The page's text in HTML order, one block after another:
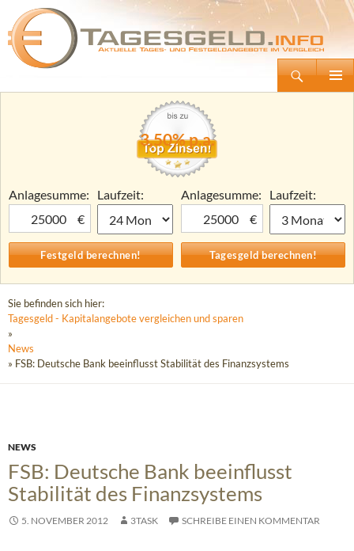
Tagesgeld.info – Tagesgeldkonten vergleichen und Tagesgeld-Zinsen berechnen
Zum
3,50% p.a.
Anlagesumme:
€
Laufzeit:
Anlagesumme:
€
Laufzeit:
Sie befinden sich hier:
Tagesgeld - Kapitalangebote vergleichen und sparen
»
News
» FSB: Deutsche Bank beeinflusst Stabilität des Finanzsystems
NEWS
FSB: Deutsche Bank beeinflusst
Stabilität des Finanzsystems
5. NOVEMBER 2012 3TASK SCHREIBE EINEN KOMMENTAR